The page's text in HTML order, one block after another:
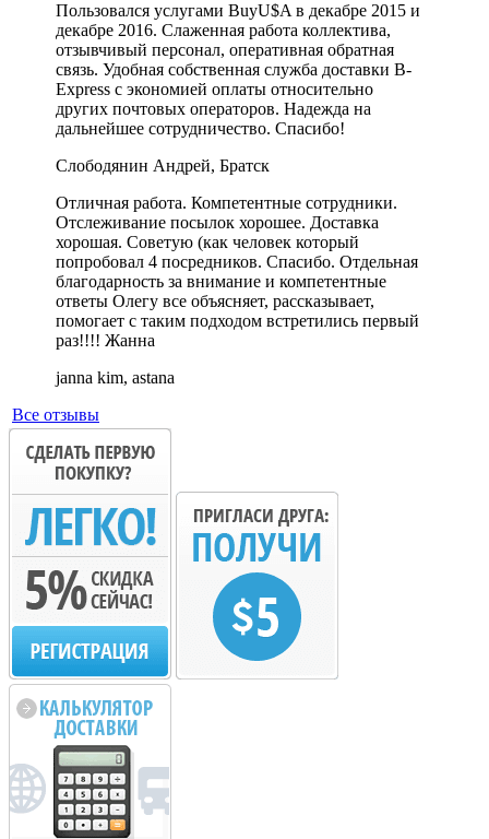
Пользовался услугами BuyU$A в декабре 2015 и
декабре 2016. Слаженная работа коллектива,
отзывчивый персонал, оперативная обратная
связь. Удобная собственная служба доставки B-
Express с экономией оплаты относительно
других почтовых операторов. Надежда на
дальнейшее сотрудничество. Спасибо!
Слободянин Андрей, Братск
Отличная работа. Компетентные сотрудники.
Отслеживание посылок хорошее. Доставка
хорошая. Советую (как человек который
попробовал 4 посредников. Спасибо. Отдельная
благодарность за внимание и компетентные
ответы Олегу все объясняет, рассказывает,
помогает с таким подходом встретились первый
раз!!!! Жанна
janna kim, astana
Все отзывы